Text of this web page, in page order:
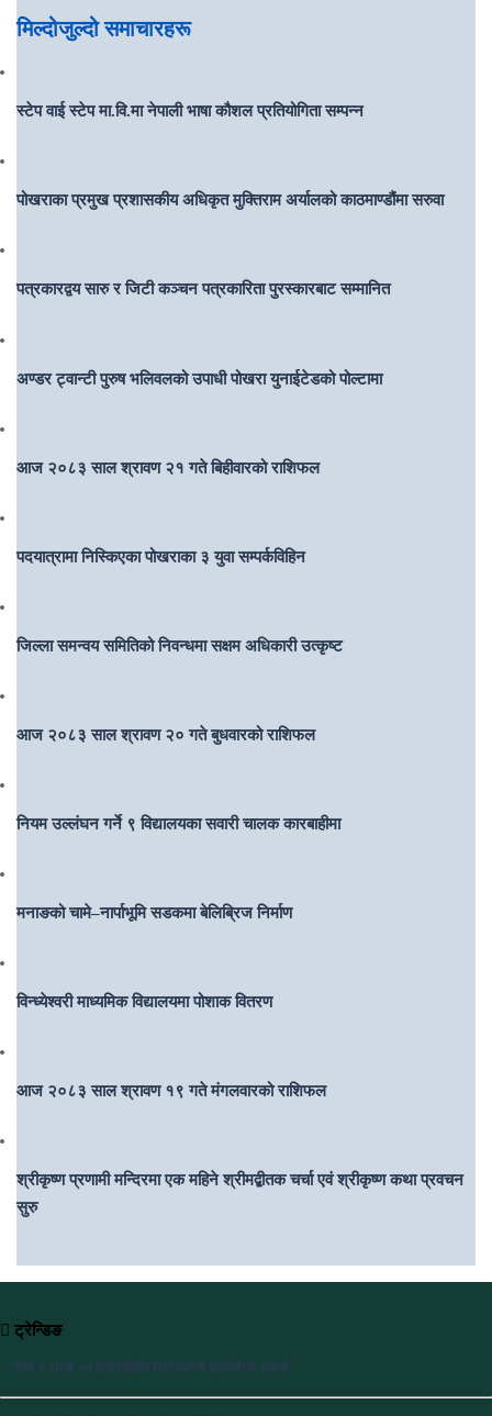
मिल्दोजुल्दो समाचारहरू
स्टेप वाई स्टेप मा.वि.मा नेपाली भाषा कौशल प्रतियोगिता सम्पन्न
पोखराका प्रमुख प्रशासकीय अधिकृत मुक्तिराम अर्यालको काठमाण्डौंमा सरुवा
पत्रकारद्वय सारु र जिटी कञ्चन पत्रकारिता पुरस्कारबाट सम्मानित
अण्डर ट्वान्टी पुरुष भलिवलको उपाधी पोखरा युनाईटेडको पोल्टामा
आज २०८३ साल श्रावण २१ गते बिहीवारको राशिफल
पदयात्रामा निस्किएका पोखराका ३ युवा सम्पर्कविहिन
जिल्ला समन्वय समितिको निवन्धमा सक्षम अधिकारी उत्कृष्ट
आज २०८३ साल श्रावण २० गते बुधवारको राशिफल
नियम उल्लंघन गर्ने ९ विद्यालयका सवारी चालक कारबाहीमा
मनाङको चामे–नार्पाभूमि सडकमा बेलिब्रिज निर्माण
विन्ध्येश्वरी माध्यमिक विद्यालयमा पोशाक वितरण
आज २०८३ साल श्रावण १९ गते मंगलवारको राशिफल
श्रीकृष्ण प्रणामी मन्दिरमा एक महिने श्रीमद्बीतक चर्चा एवं श्रीकृष्ण कथा प्रवचन
सुरु
ट्रेन्डिङ
नगद ६ लाख ५० हजारसहित मदरल्याण्ड एक्सलेन्स अवार्ड